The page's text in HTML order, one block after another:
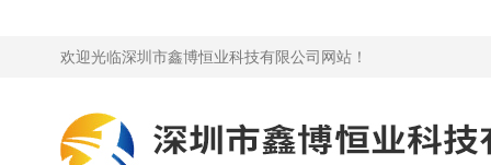
欢迎光临深圳市鑫博恒业科技有限公司网站！